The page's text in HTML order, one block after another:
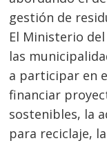
gestión de
El Ministerio
las
a participar en
financiar
sostenibles, la
para reciclaje,